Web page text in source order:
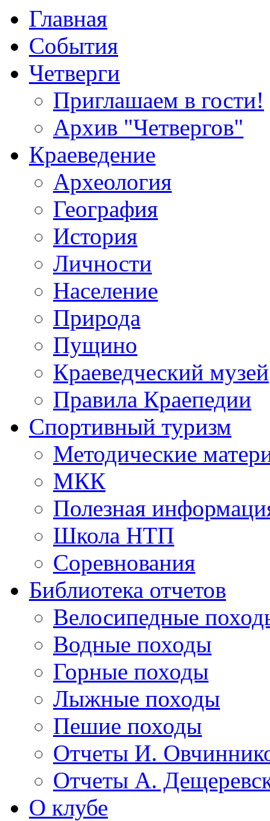
Главная
События
Четверги
Приглашаем в гости!
Архив "Четвергов"
Краеведение
Археология
География
История
Личности
Население
Природа
Пущино
Краеведческий музей
Правила Краепедии
Спортивный туризм
Методические
МКК
Полезная
Школа НТП
Соревнования
Библиотека отчетов
Велосипедные
Водные походы
Горные походы
Лыжные походы
Пешие походы
Отчеты И.
Отчеты А.
О клубе